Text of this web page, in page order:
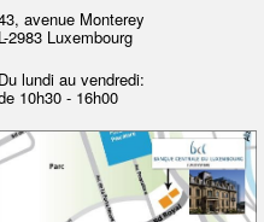
avenue Monterey
L-2983 Luxembourg
Du lundi au vendredi:
10h30 - 16h00